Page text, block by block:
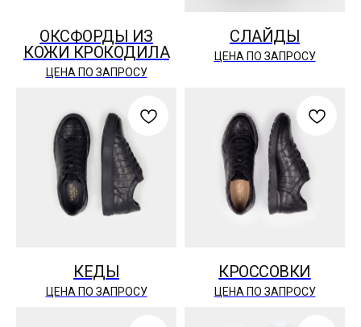
ОКСФОРДЫ ИЗ
КОЖИ КРОКОДИЛА
ЦЕНА ПО ЗАПРОСУ
СЛАЙДЫ
ЦЕНА ПО ЗАПРОСУ
КЕДЫ
ЦЕНА ПО ЗАПРОСУ
КРОССОВКИ
ЦЕНА ПО ЗАПРОСУ